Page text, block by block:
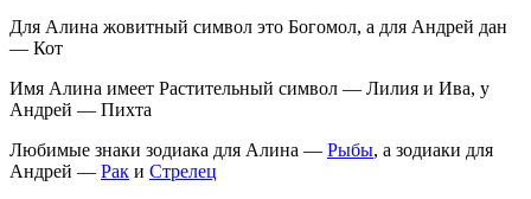
Для Алина жовитный символ это Богомол, а для Андрей дан
— Кот
Имя Алина имеет Растительный символ — Лилия и Ива, у
Андрей — Пихта
Любимые знаки зодиака для Алина — Рыбы, а зодиаки для
Андрей — Рак и Стрелец